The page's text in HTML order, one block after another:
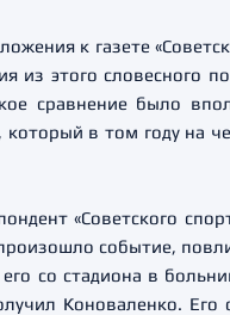
к газете
из этого словесного
сравнение было
который в том году на
«Советского
событие,
со стадиона в
Коноваленко. Его